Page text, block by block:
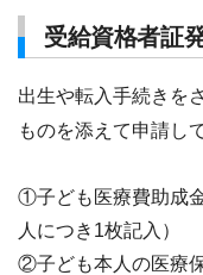
受給資格者証
出生や転入手続きを
ものを添えて申請し
①子ども医療費助成
人につき1枚記入）
②子ども本人の医療